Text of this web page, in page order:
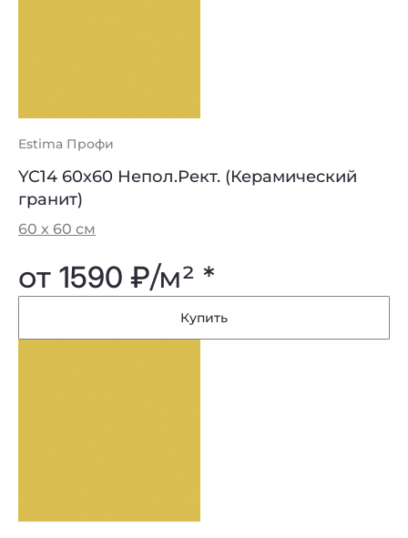
Estima Профи
YC14 60x60 Непол.Рект. (Керамический
гранит)
60 х 60 см
от 1590 ₽/м² *
Купить